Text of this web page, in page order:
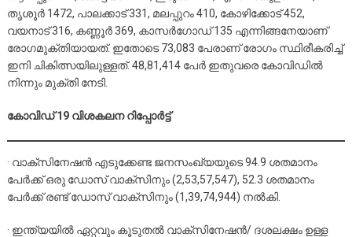
തൃശൂര്‍ 1472, പാലക്കാട് 331, മലപ്പുറം 410, കോഴിക്കോട് 452,
വയനാട് 316, കണ്ണൂര്‍ 369, കാസര്‍ഗോഡ് 135 എന്നിങ്ങനേയാണ്
രോഗമുക്തിയായത്. ഇതോടെ 73,083 പേരാണ് രോഗം സ്ഥിരീകരിച്ച്
ഇനി ചികിത്സയിലുള്ളത്. 48,81,414 പേര്‍ ഇതുവരെ കോവിഡില്‍
നിന്നും മുക്തി നേടി.
കോവിഡ് 19 വിശകലന റിപ്പോര്‍ട്ട്
· വാക്‌സിനേഷന്‍ എടുക്കേണ്ട ജനസംഖ്യയുടെ 94.9 ശതമാനം
പേര്‍ക്ക് ഒരു ഡോസ് വാക്‌സിനും (2,53,57,547), 52.3 ശതമാനം
പേര്‍ക്ക് രണ്ട് ഡോസ് വാക്‌സിനും (1,39,74,944) നല്‍കി.
· ഇന്ത്യയില്‍ ഏറ്റവും കൂടുതല്‍ വാക്‌സിനേഷന്‍/ ദശലക്ഷം ഉള്ള